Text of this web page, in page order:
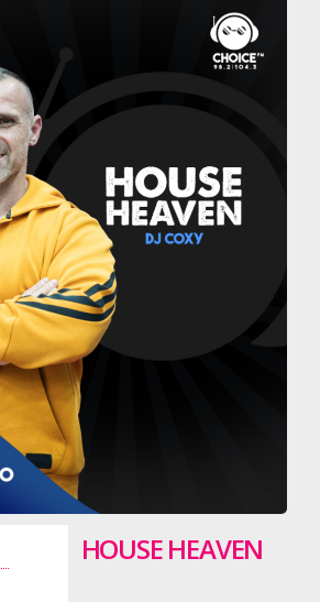
HOUSE HEAVEN